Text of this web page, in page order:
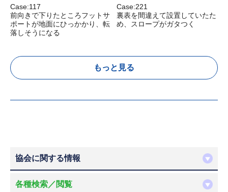
Case:117
前向きで下りたところフットサ
ポートが地面にひっかかり、転
落しそうになる
Case:221
裏表を間違えて設置していたた
め、スロープがガタつく
もっと見る
協会に関する情報
各種検索／閲覧